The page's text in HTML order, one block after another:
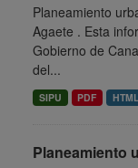
Planeamiento
Agaete . Esta
Gobierno de
del...
SIPU PDF HTML
Planeamiento